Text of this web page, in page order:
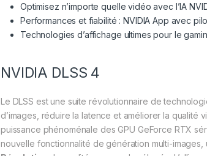
Optimisez n’importe quelle vidéo avec l’IA
Performances et fiabilité : NVIDIA App avec
Technologies d’affichage ultimes pour le
NVIDIA DLSS 4
Le DLSS est une suite révolutionnaire de
d’images, réduire la latence et améliorer la qualité
puissance phénoménale des GPU GeForce RTX
nouvelle fonctionnalité de génération multi-